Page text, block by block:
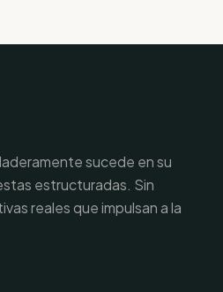
sucede en su
estructuradas. Sin
reales que impulsan a la